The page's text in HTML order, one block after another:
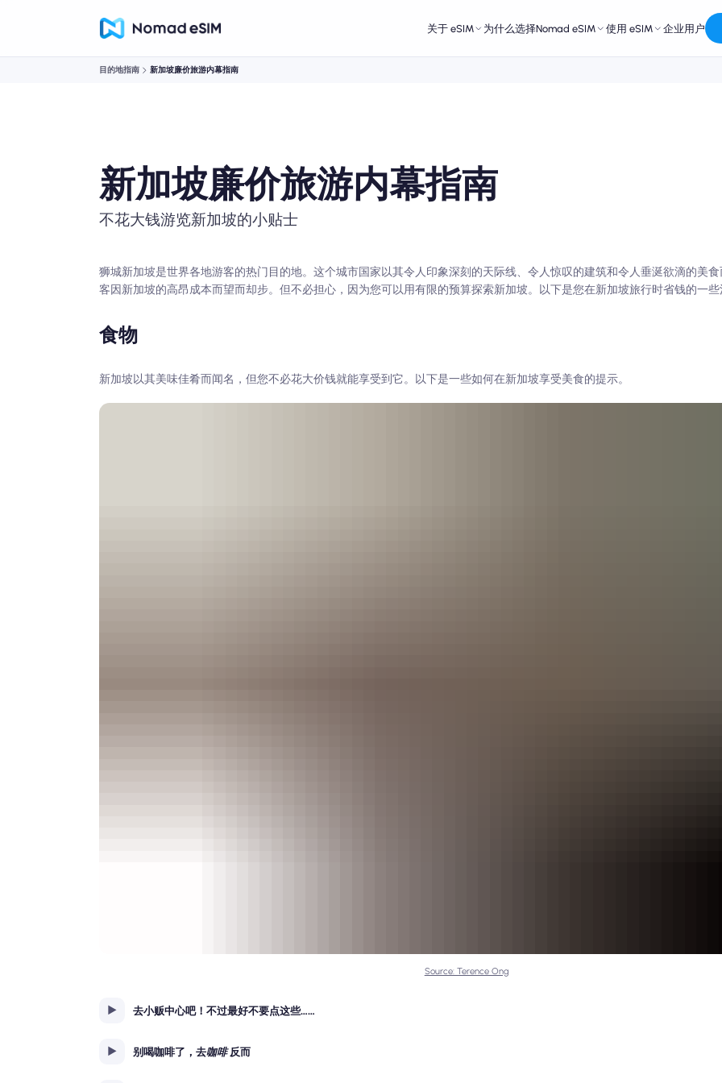
关于 eSIM 为什么选择Nomad eSIM 使用 eSIM 企业用户
目的地指南 新加坡廉价旅游内幕指南
新加坡廉价旅游内幕指南
不花大钱游览新加坡的小贴士
狮城新加坡是世界各地游客的热门目的地。这个城市国家以其令人印象深刻的天际线、令人惊叹的建筑和令人垂涎欲滴的美
客因新加坡的高昂成本而望而却步。但不必担心，因为您可以用有限的预算探索新加坡。以下是您在新加坡旅行时省钱的一
食物
新加坡以其美味佳肴而闻名，但您不必花大价钱就能享受到它。以下是一些如何在新加坡享受美食的提示。
Source: Terence Ong
去小贩中心吧！不过最好不要点这些……
别喝咖啡了，去咖啡反而